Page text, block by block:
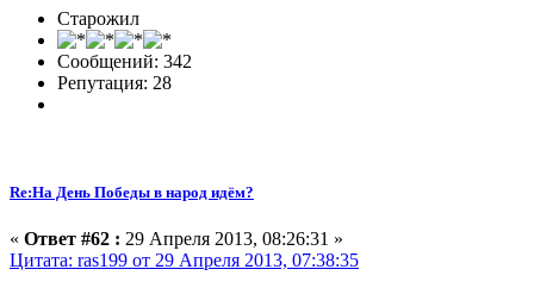
Старожил
Сообщений: 342
Репутация: 28
Re:На День Победы в народ идём?
« Ответ #62 : 29 Апреля 2013, 08:26:31 »
Цитата: ras199 от 29 Апреля 2013, 07:38:35